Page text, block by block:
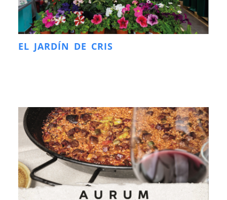
EL JARDÍN DE CRIS